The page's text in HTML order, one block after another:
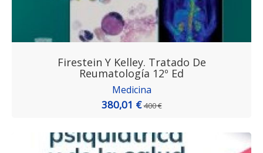
Firestein Y Kelley. Tratado De
Reumatología 12º Ed
Medicina
380,01 €400 €